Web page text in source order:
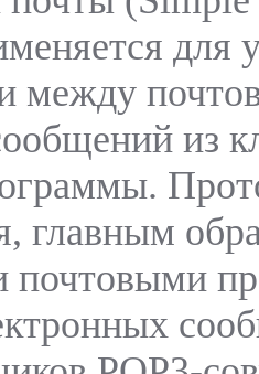
для
между
из
главным
почтовыми